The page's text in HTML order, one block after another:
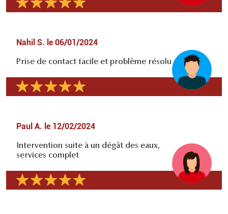
Nahil S. le 06/01/2024
Prise de contact facile et problème résolu
Paul A. le 12/02/2024
Intervention suite à un dégât des eaux,
services complet